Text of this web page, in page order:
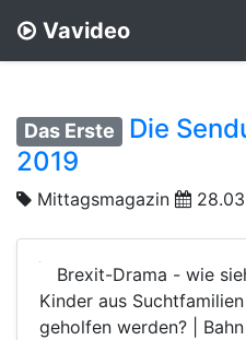
Vavideo
Das Erste
Die
2019
Mittagsmagazin
Brexit-Drama - wie
Kinder aus
geholfen werden? |